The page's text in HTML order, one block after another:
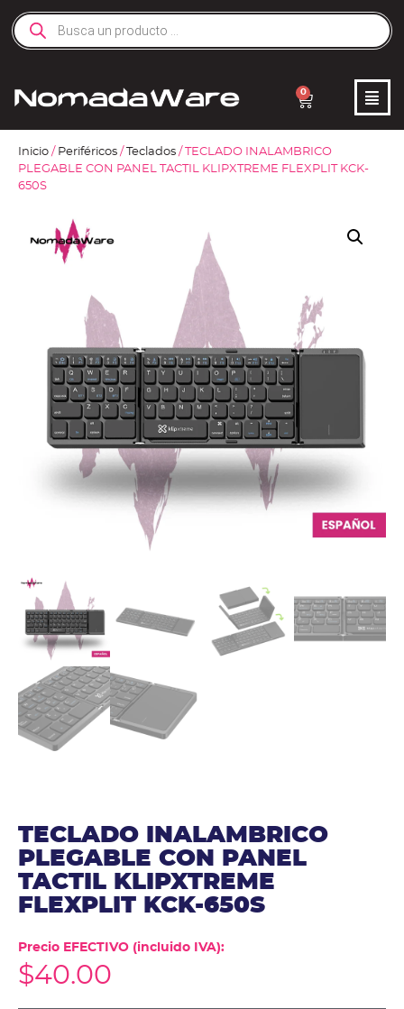
0
Inicio / Periféricos / Teclados / TECLADO INALAMBRICO
PLEGABLE CON PANEL TACTIL KLIPXTREME FLEXPLIT KCK-
650S
TECLADO INALAMBRICO
PLEGABLE CON PANEL
TACTIL KLIPXTREME
FLEXPLIT KCK-650S
Precio EFECTIVO (incluido IVA):
$40.00